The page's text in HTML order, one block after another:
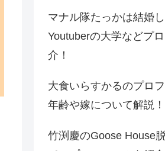
マナル隊たっかは結婚
Youtuberの大学などプ
介！
大食いらすかるのプロ
年齢や嫁について解説！
竹渕慶のGoose House